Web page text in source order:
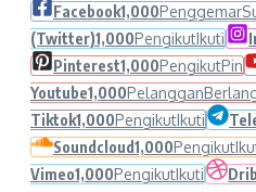
Facebook1,000Penggemar
(Twitter)1,000PengikutIkuti
Pinterest1,000PengikutPin
Youtube1,000Pelanggan
Tiktok1,000PengikutIkuti
Soundcloud1,000Pengikut
Vimeo1,000PengikutIkuti